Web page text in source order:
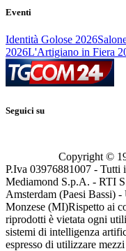
Eventi
Identità Golose 2026
2026L'Artigiano in Fiera
Seguici su
Copyright ©
P.Iva 03976881007 - Tutti
Mediamond S.p.A. - RTI
Amsterdam (Paesi Bassi)
Monzese (MI)Rispetto ai
riprodotti è vietata ogni
sistemi di intelligenza
espresso di utilizzare